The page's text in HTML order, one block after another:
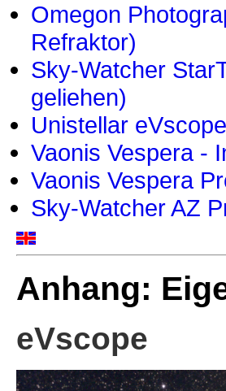
Omegon
Refraktor)
Sky-Watcher
geliehen)
Unistellar
Vaonis Vespera -
Vaonis Vespera
Sky-Watcher AZ
Anhang:
eVscope